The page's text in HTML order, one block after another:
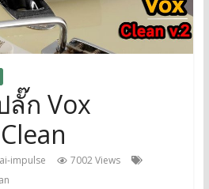
ก Vox
ai-impulse
7002 Views